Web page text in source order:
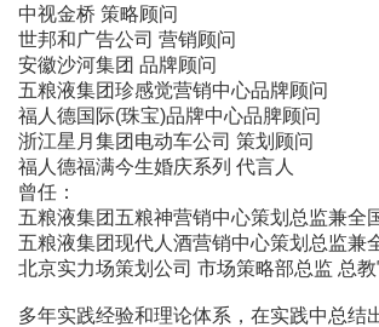
中视金桥 策略顾问
世邦和广告公司 营销顾问
安徽沙河集团 品牌顾问
五粮液集团珍感觉营销中心品牌顾问
福人德国际(珠宝)品牌中心品脾顾问
浙江星月集团电动车公司 策划顾问
福人德福满今生婚庆系列 代言人
曾任：
五粮液集团五粮神营销中心策划总监兼全
五粮液集团现代人酒营销中心策划总监兼
北京实力场策划公司 市场策略部总监 总教
多年实践经验和理论体系，在实践中总结